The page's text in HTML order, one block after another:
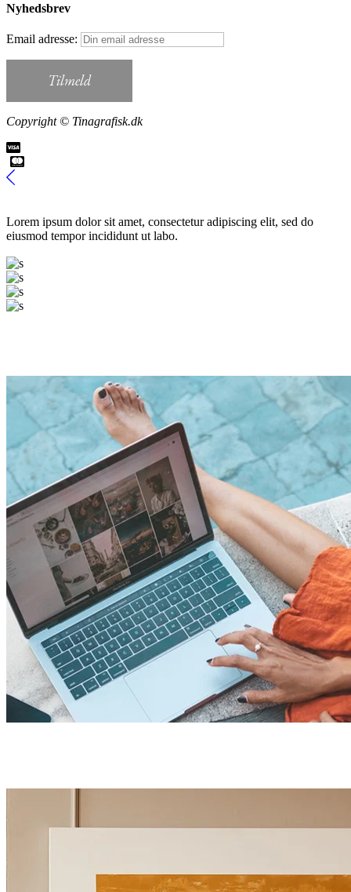
Nyhedsbrev
Email adresse:
Copyright © Tinagrafisk.dk
Lorem ipsum dolor sit amet, consectetur adipiscing elit, sed do
eiusmod tempor incididunt ut labo.